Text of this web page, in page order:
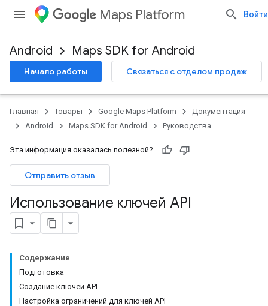
Maps Platform Войти
Android Maps SDK for Android
Начало работы Связаться с отделом продаж
Главная Товары Google Maps Platform
Документация
Android
Maps SDK for Android Руководства
Эта информация оказалась полезной?
Отправить отзыв
Использование ключей API
Содержание
Подготовка
Создание ключей API
Настройка ограничений для ключей API